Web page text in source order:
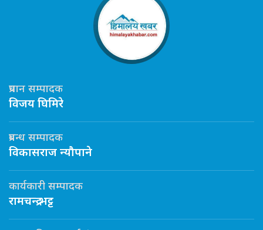
प्रधान सम्पादक
विजय घिमिरे
प्रबन्ध सम्पादक
विकासराज न्यौपाने
कार्यकारी सम्पादक
रामचन्द्र भट्ट